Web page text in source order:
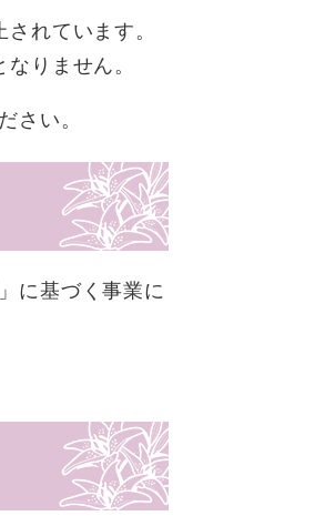
れています。
りません。
さい。
に基づく事業に